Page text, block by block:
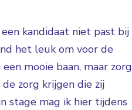
kandidaat niet past bij
het leuk om voor de
mooie baan, maar zorg
zorg krijgen die zij
stage mag ik hier tijdens